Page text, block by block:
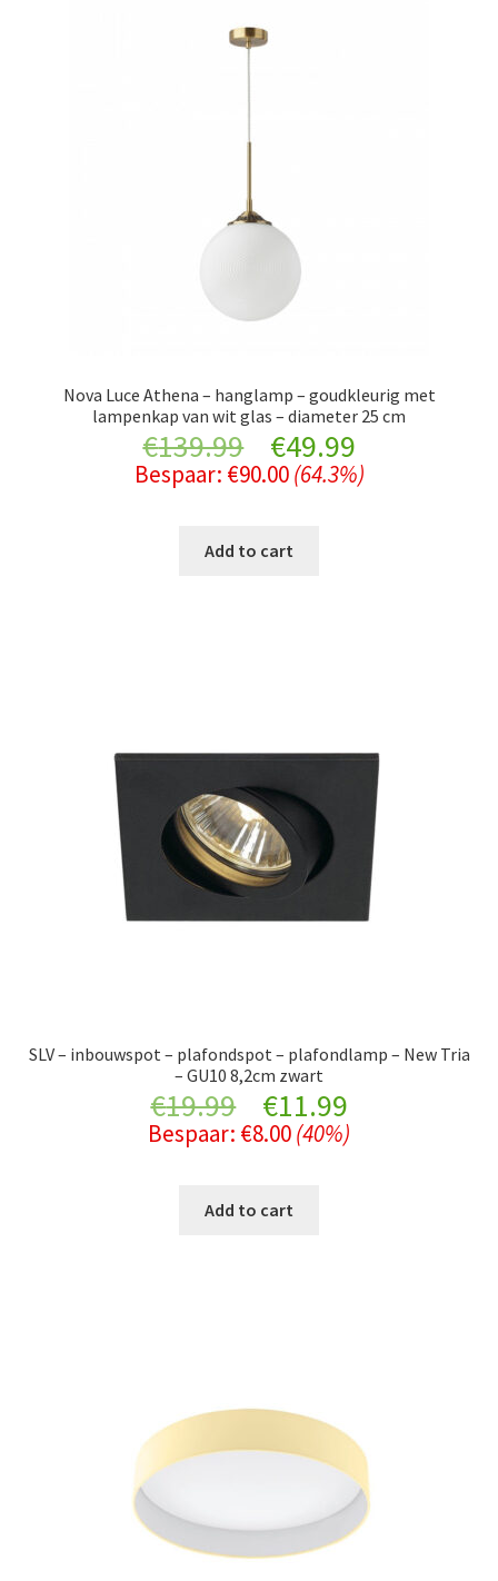
Nova Luce Athena – hanglamp – goudkleurig met
lampenkap van wit glas – diameter 25 cm
€139.99
Original
price
was:
€49.99Current
price
Bespaar: €90.00 (64.3%)
Add to cart
SLV – inbouwspot – plafondspot – plafondlamp – New Tria
– GU10 8,2cm zwart
€19.99
Original
price
was:
€11.99Current
price
Bespaar: €8.00(40%)
Add to cart